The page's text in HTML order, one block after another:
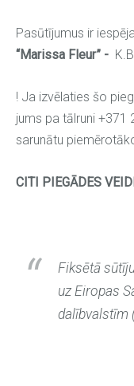
Pasūtījumus ir
“Marissa Fleur” -
! Ja izvēlaties šo
jums pa tālruni +371
sarunātu
CITI PIEGĀDES
Fiksētā
uz Eiropas
dalībvalstīm